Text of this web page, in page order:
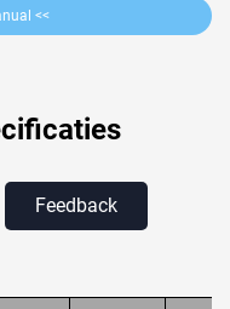
<<
Feedback